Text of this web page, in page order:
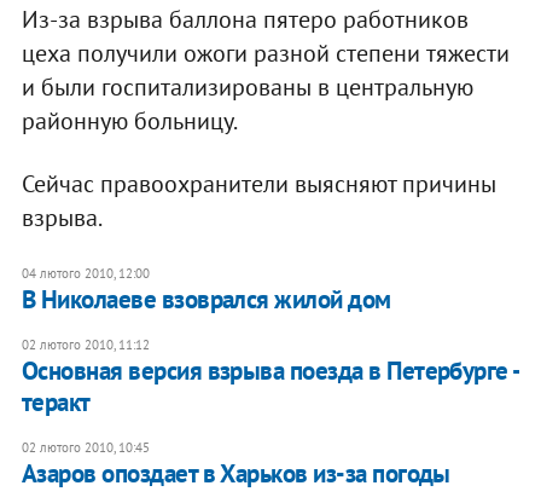
Из-за взрыва баллона пятеро работников
цеха получили ожоги разной степени тяжести
и были госпитализированы в центральную
районную больницу.
Сейчас правоохранители выясняют причины
взрыва.
04 лютого 2010, 12:00
В Николаеве взоврался жилой дом
02 лютого 2010, 11:12
Основная версия взрыва поезда в Петербурге -
теракт
02 лютого 2010, 10:45
Азаров опоздает в Харьков из-за погоды